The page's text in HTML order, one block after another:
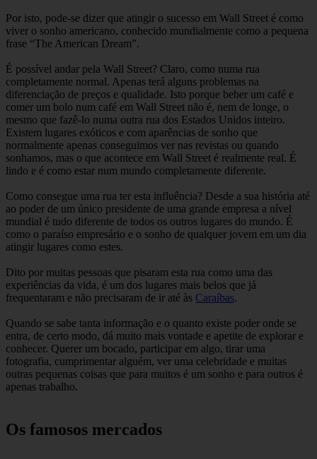
Por isto, pode-se dizer que atingir o sucesso em Wall Street é como
viver o sonho americano, conhecido mundialmente como a pequena
frase “The American Dream”.
É possível andar pela Wall Street? Claro, como numa rua
completamente normal. Apenas terá alguns problemas na
diferenciação de preços e qualidade. Isto porque beber um café e
comer um bolo num café em Wall Street não é, nem de longe, o
mesmo que fazê-lo numa outra rua dos Estados Unidos inteiro.
Existem lugares exóticos e com aparências de sonho que
normalmente apenas conseguimos ver nas revistas ou quando
sonhamos, mas o que acontece em Wall Street é realmente real. É
lindo e é como estar num mundo completamente diferente.
Como consegue uma rua ter esta influência? Desde a sua história até
ao poder de um único presidente de uma grande empresa a nível
mundial é tudo diferente de todos os outros lugares do mundo. É
como o paraíso empresário e o sonho de qualquer jovem em um dia
atingir lugares como estes.
Dito por muitas pessoas que pisaram esta rua como uma das
experiências da vida, é um dos lugares mais belos que já
frequentaram e não precisaram de ir até às Caraíbas.
Quando se sabe tanta informação e o quanto existe poder onde se
entra, de certo modo, dá muito mais vontade e apetite de explorar e
conhecer. Querer um bocado, participar em algo, tirar uma
fotografia, cumprimentar alguém, ver uma celebridade e muitas
outras pequenas coisas que para muitos é um sonho e para outros é
apenas trabalho.
Os famosos mercados